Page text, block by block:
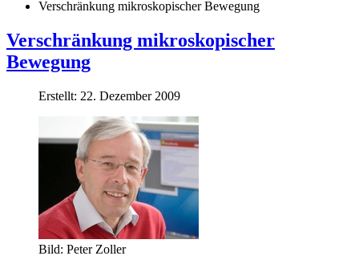
Verschränkung mikroskopischer Bewegung
Verschränkung mikroskopischer
Bewegung
Erstellt: 22. Dezember 2009
Bild: Peter Zoller